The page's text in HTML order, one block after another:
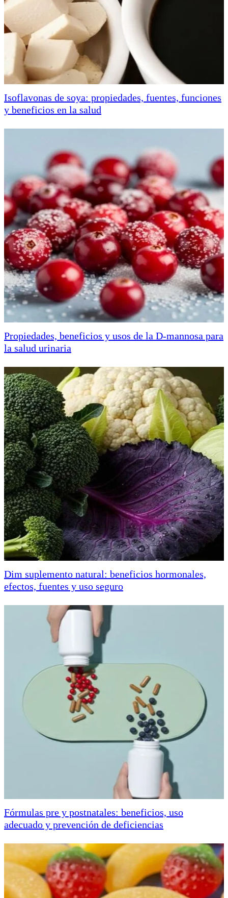
Isoflavonas de soya: propiedades, fuentes, funciones
y beneficios en la salud
Propiedades, beneficios y usos de la D-mannosa para
la salud urinaria
Dim suplemento natural: beneficios hormonales,
efectos, fuentes y uso seguro
Fórmulas pre y postnatales: beneficios, uso
adecuado y prevención de deficiencias